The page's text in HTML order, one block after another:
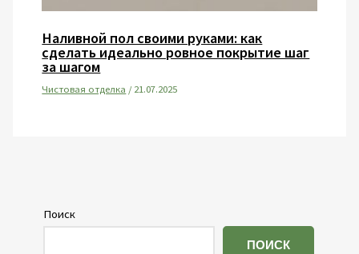
Наливной пол своими руками: как
сделать идеально ровное покрытие шаг
за шагом
Чистовая отделка /21.07.2025
Поиск
ПОИСК